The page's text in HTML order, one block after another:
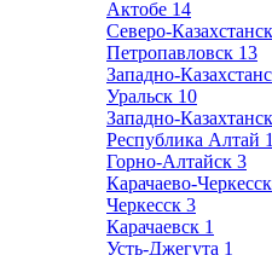
Актобе 14
Северо-
Петропавловск 13
Западно-
Уральск 10
Западно-
Республика Алтай
Горно-Алтайск 3
Карачаево-
Черкесск 3
Карачаевск 1
Усть-Джегута 1